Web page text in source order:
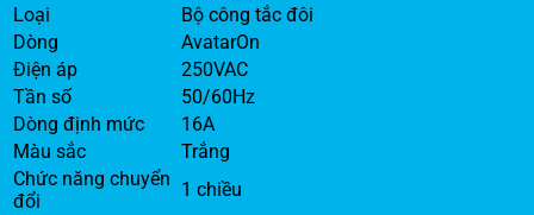
Loại
Bộ công tắc đôi
Dòng
AvatarOn
Điện áp
250VAC
Tần số
50/60Hz
Dòng định mức
16A
Màu sắc
Trắng
Chức năng chuyển
đổi
1 chiều